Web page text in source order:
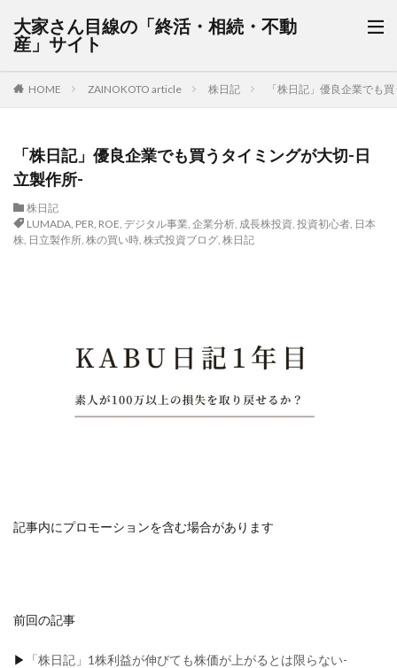
大家さん目線の「終活・相続・不動
産」サイト
HOME ZAINOKOTO article 株日記 「株日記」優良企業でも
「株日記」優良企業でも買うタイミングが大切-日
立製作所-
株日記
LUMADA, PER, ROE, デジタル事業, 企業分析, 成長株投資, 投資初心者, 日本
株, 日立製作所, 株の買い時, 株式投資ブログ, 株日記
記事内にプロモーションを含む場合があります
前回の記事
▶
「株日記」1株利益が伸びても株価が上がるとは限らない-